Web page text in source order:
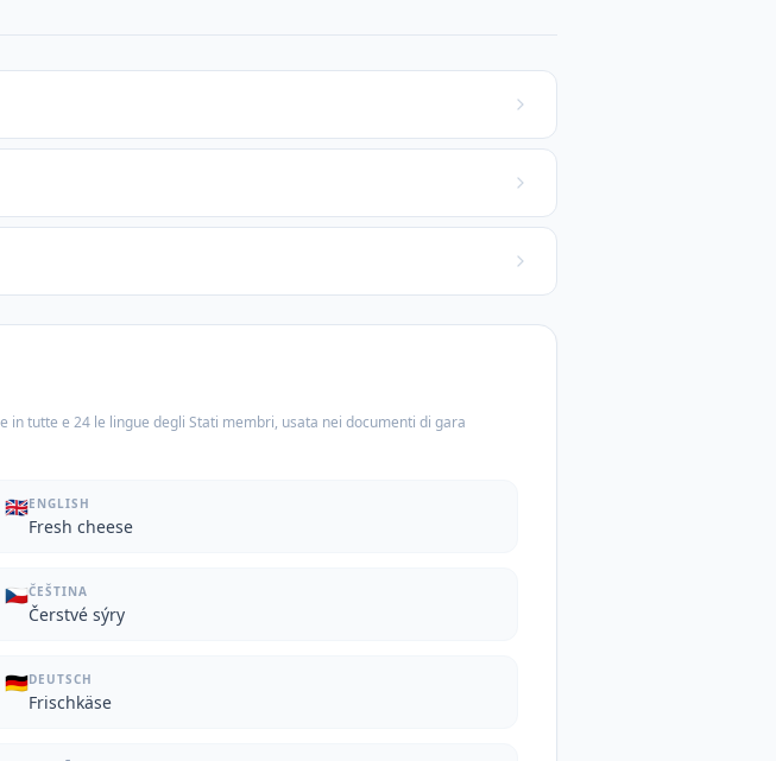
in tutte e 24 le lingue degli Stati membri, usata nei documenti di gara
🇬🇧ENGLISH
Fresh cheese
🇨🇿ČEŠTINA
Čerstvé sýry
🇩🇪DEUTSCH
Frischkäse